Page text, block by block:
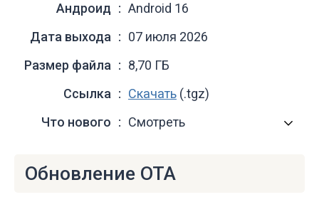
Андроид
Android 16
Дата выхода
07 июля 2026
Размер файла
8,70 ГБ
Ссылка
Скачать (.tgz)
Что нового
Смотреть
Обновление OTA